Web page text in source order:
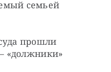
семьей
прошли
«должники»